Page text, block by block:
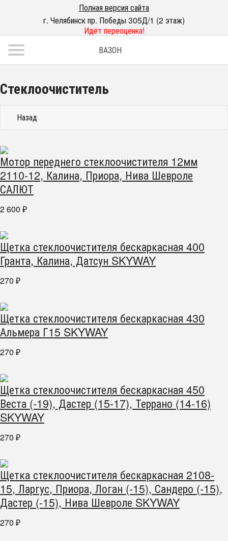
Полная версия сайта
г. Челябинск пр. Победы 305Д/1 (2 этаж)
Идёт переоценка!
ВАЗОН
Стеклоочиститель
Назад
Мотор переднего стеклоочистителя 12мм
2110-12, Калина, Приора, Нива Шевроле
САЛЮТ
2 600 ₽
Щетка стеклоочистителя бескаркасная 400
Гранта, Калина, Датсун SKYWAY
270 ₽
Щетка стеклоочистителя бескаркасная 430
Альмера Г15 SKYWAY
270 ₽
Щетка стеклоочистителя бескаркасная 450
Веста (-19), Дастер (15-17), Террано (14-16)
SKYWAY
270 ₽
Щетка стеклоочистителя бескаркасная 2108-
15, Ларгус, Приора, Логан (-15), Сандеро (-15),
Дастер (-15), Нива Шевроле SKYWAY
270 ₽